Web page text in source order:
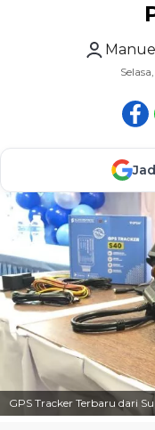
GPS Tracker Terbaru dari